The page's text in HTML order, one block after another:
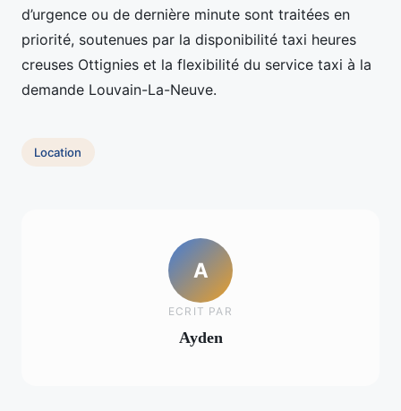
d’urgence ou de dernière minute sont traitées en
priorité, soutenues par la disponibilité taxi heures
creuses Ottignies et la flexibilité du service taxi à la
demande Louvain-La-Neuve.
Location
A
ECRIT PAR
Ayden